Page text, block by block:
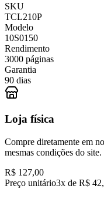
SKU
TCL210P
Modelo
10S0150
Rendimento
3000 páginas
Garantia
90 dias
Loja física
Compre diretamente em
mesmas condições do site.
R$ 127,00
Preço unitário3x de R$